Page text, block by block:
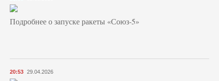
Подробнее о запуске ракеты «Союз‑5»
20:53 29.04.2026